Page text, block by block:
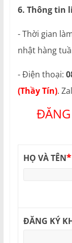
6. Thông tin
- Thời gian
nhật hàng
- Điện thoại:
(Thầy Tín).
HỌ VÀ TÊN*
ĐĂNG KÝ